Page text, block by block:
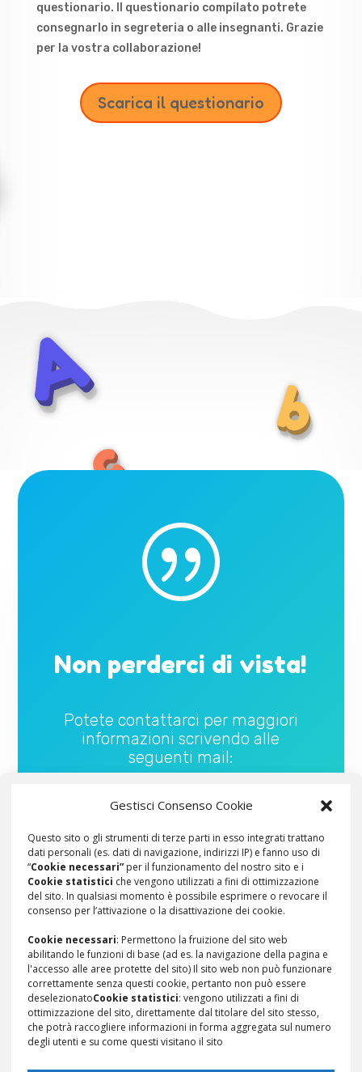
Gestisci Consenso Cookie
Questo sito o gli strumenti di terze parti in esso integrati trattano
dati personali (es. dati di navigazione, indirizzi IP) e fanno uso di
“Cookie necessari” per il funzionamento del nostro sito e i
Cookie statistici che vengono utilizzati a fini di ottimizzazione
del sito. In qualsiasi momento è possibile esprimere o revocare il
consenso per l’attivazione o la disattivazione dei cookie.
Cookie necessari: Permettono la fruizione del sito web
abilitando le funzioni di base (ad es. la navigazione della pagina e
l'accesso alle aree protette del sito) Il sito web non può funzionare
correttamente senza questi cookie, pertanto non può essere
deselezionatoCookie statistici: vengono utilizzati a fini di
ottimizzazione del sito, direttamente dal titolare del sito stesso,
che potrà raccogliere informazioni in forma aggregata sul numero
degli utenti e su come questi visitano il sito
questionario. Il questionario compilato potrete
consegnarlo in segreteria o alle insegnanti. Grazie
per la vostra collaborazione!
Scarica il questionario
|
Non perderci di vista!
Potete contattarci per maggiori
informazioni scrivendo alle
seguenti mail:
laboratorioiocucino@cipe-ne.ch
Viaggi d’istruzione:
viaggiodiistruzione@cipe-ne.ch
Altri laboratori:laboratorio@cipe-
ne.ch